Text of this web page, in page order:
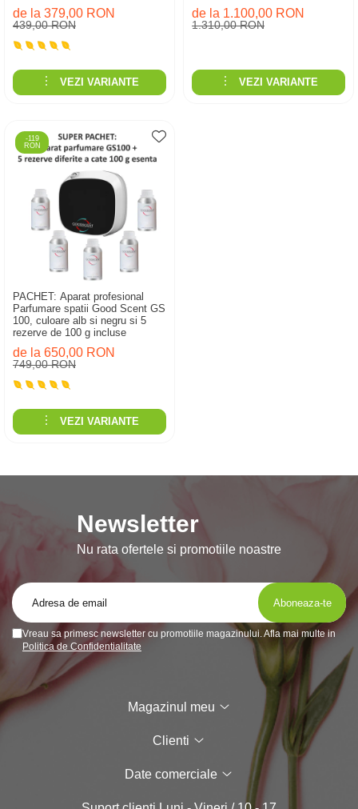
439,00 RON
de la 379,00 RON
VEZI VARIANTE
1.310,00 RON
de la 1.100,00 RON
VEZI VARIANTE
-119
RON
PACHET: Aparat profesional
Parfumare spatii Good Scent GS
100, culoare alb si negru si 5
rezerve de 100 g incluse
749,00 RON
de la 650,00 RON
VEZI VARIANTE
Newsletter
Nu rata ofertele si promotiile noastre
Vreau sa primesc newsletter cu promotiile magazinului. Afla mai multe in
Politica de Confidentialitate
Magazinul meu
Clienti
Date comerciale